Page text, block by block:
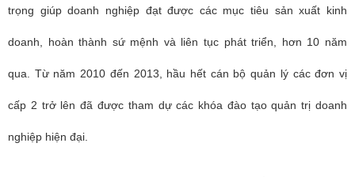
trọng giúp doanh nghiệp đạt được các mục tiêu sản xuất kinh
doanh, hoàn thành sứ mệnh và liên tục phát triển, hơn 10 năm
qua. Từ năm 2010 đến 2013, hầu hết cán bộ quản lý các đơn vị
cấp 2 trở lên đã được tham dự các khóa đào tạo quản trị doanh
nghiệp hiện đại.